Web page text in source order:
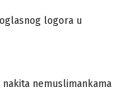
logora u
nemuslimankama